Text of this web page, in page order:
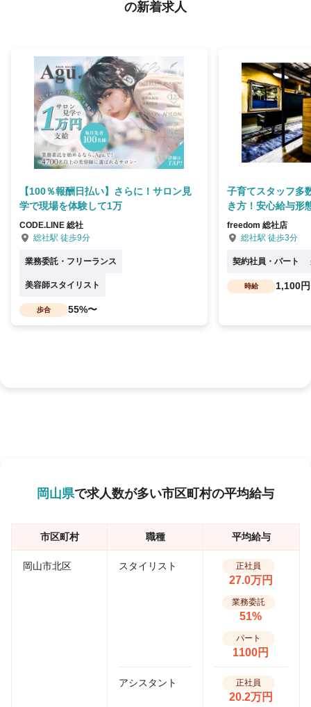
の新着求人
【100％報酬日払い】さらに！サロン見
学で現場を体験して1万
CODE.LINE 総社
総社駅 徒歩9分
業務委託・フリーランス
美容師スタイリスト
歩合 55%〜
子育てスタッフ多
き方！安心給与形
freedom 総社店
総社駅 徒歩3分
契約社員・パート
時給 1,100
岡山県で求人数が多い市区町村の平均給与
市区町村 職種 平均給与
岡山市北区 スタイリスト 正社員
27.0万円
業務委託
51%
パート
1100円
アシスタント 正社員
20.2万円